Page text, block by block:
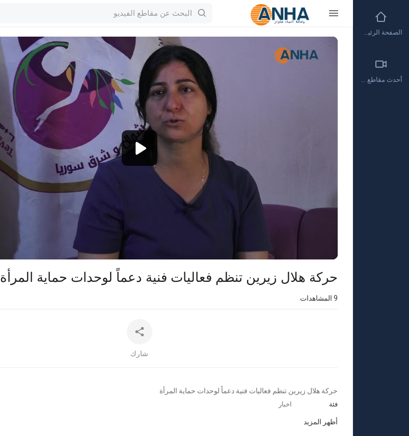
Video
حركة هلال زيرين تنظم فعاليات فنية دعماً لوحدات حماية المرأة
9 المشاهدات
شارك
⁣حركة هلال زيرين تنظم فعاليات فنية دعماً لوحدات حماية المرأة
فئة اخبار
أظهر المزيد
الصفحة الرئيسية
أحدث مقاطع الفيديو